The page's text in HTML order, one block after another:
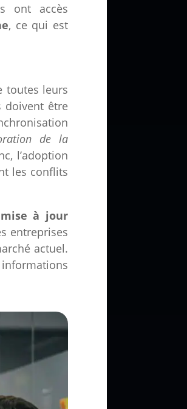
ont accès
, ce qui est
toutes leurs
doivent être
de la
l’adoption
les conflits
à jour
entreprises
actuel.